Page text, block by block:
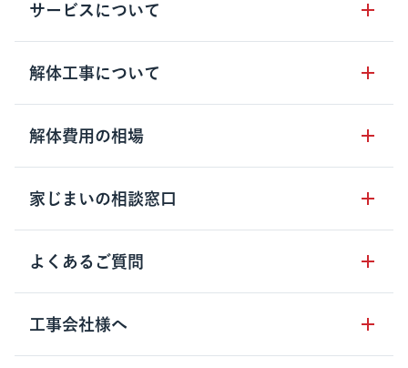
サービスについて
サービスの流れ
サービスのメリット
クラッソーネの自治体連携
お客さまの声
空き家の処分を検討のお客様へ
解体工事について
解体工事の基礎知識
解体工事に関わる法律
用語集
解体費用の相場
木造住宅の相場
鉄骨造住宅の相場
RC造住宅の相場
家じまいの相談窓口
家じまいの相談窓口
よくあるご質問
クラッソーネの利用方法
工事の進め方
工事会社様へ